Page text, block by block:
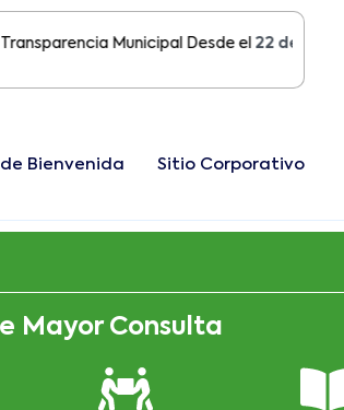
Municipal Desde el22 de Agosto del
Bienvenida Sitio Corporativo
Mayor Consulta